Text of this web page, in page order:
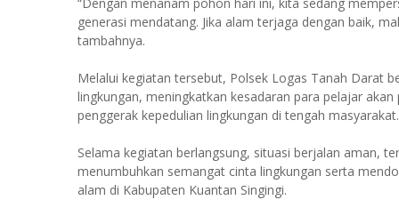
“Dengan menanam pohon hari ini, kita sedang
generasi mendatang. Jika alam terjaga dengan baik,
tambahnya.
Melalui kegiatan tersebut, Polsek Logas Tanah Darat
lingkungan, meningkatkan kesadaran para pelajar
penggerak kepedulian lingkungan di tengah masyarakat.
Selama kegiatan berlangsung, situasi berjalan aman,
menumbuhkan semangat cinta lingkungan serta
alam di Kabupaten Kuantan Singingi.